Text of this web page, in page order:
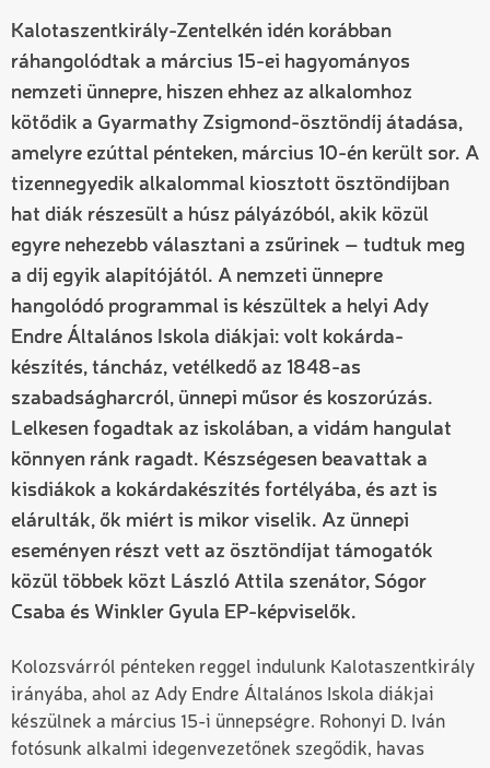
Kalotaszentkirály-Zentelkén idén korábban
ráhangolódtak a március 15-ei hagyományos
nemzeti ünnepre, hiszen ehhez az alkalomhoz
kötődik a Gyarmathy Zsigmond-ösztöndíj átadása,
amelyre ezúttal pénteken, március 10-én került sor. A
tizennegyedik alkalommal kiosztott ösztöndíjban
hat diák részesült a húsz pályázóból, akik közül
egyre nehezebb választani a zsűrinek – tudtuk meg
a díj egyik alapítójától. A nemzeti ünnepre
hangolódó programmal is készültek a helyi Ady
Endre Általános Iskola diákjai: volt kokárda-
készítés, táncház, vetélkedő az 1848-as
szabadságharcról, ünnepi műsor és koszorúzás.
Lelkesen fogadtak az iskolában, a vidám hangulat
könnyen ránk ragadt. Készségesen beavattak a
kisdiákok a kokárdakészítés fortélyába, és azt is
elárulták, ők miért is mikor viselik. Az ünnepi
eseményen részt vett az ösztöndíjat támogatók
közül többek közt László Attila szenátor, Sógor
Csaba és Winkler Gyula EP-képviselők.
Kolozsvárról pénteken reggel indulunk Kalotaszentkirály
irányába, ahol az Ady Endre Általános Iskola diákjai
készülnek a március 15-i ünnepségre. Rohonyi D. Iván
fotósunk alkalmi idegenvezetőnek szegődik, havas